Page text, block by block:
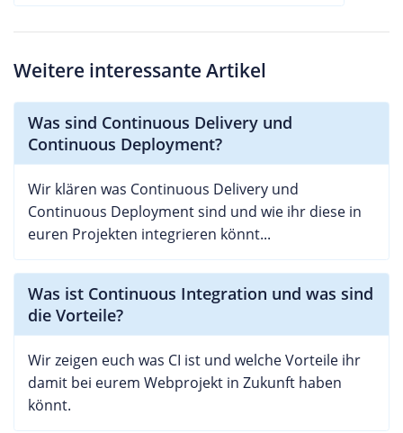
Weitere interessante Artikel
Was sind Continuous Delivery und
Continuous Deployment?
Wir klären was Continuous Delivery und
Continuous Deployment sind und wie ihr diese in
euren Projekten integrieren könnt...
Was ist Continuous Integration und was sind
die Vorteile?
Wir zeigen euch was CI ist und welche Vorteile ihr
damit bei eurem Webprojekt in Zukunft haben
könnt.